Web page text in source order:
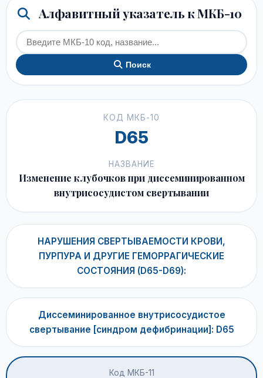
Алфавитный указатель к МКБ-10
Поиск
КОД МКБ-10
D65
НАЗВАНИЕ
Изменение клубочков при диссеминированном
внутрисосудистом свертывании
НАРУШЕНИЯ СВЕРТЫВАЕМОСТИ КРОВИ,
ПУРПУРА И ДРУГИЕ ГЕМОРРАГИЧЕСКИЕ
СОСТОЯНИЯ (D65-D69):
Диссеминированное внутрисосудистое
свертывание [синдром дефибринации]: D65
Код МКБ-11